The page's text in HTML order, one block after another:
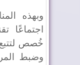
وبهذه
اجتماعًا
خُصص لتتبع
وضبط